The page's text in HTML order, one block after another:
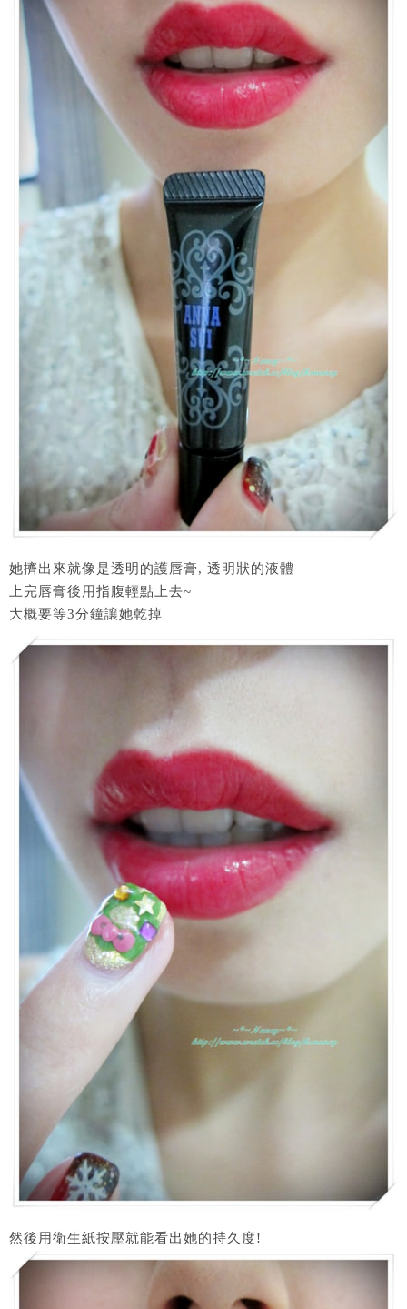
她擠出來就像是透明的護唇膏, 透明狀的液體
上完唇膏後用指腹輕點上去~
大概要等3分鐘讓她乾掉
然後用衛生紙按壓就能看出她的持久度!